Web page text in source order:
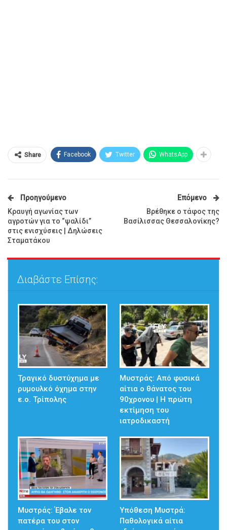
Share Facebook Twitter WhatsApp
Προηγούμενο
Κραυγή αγωνίας των
αγροτών για το “ψαλίδι”
στις ενισχύσεις | Δηλώσεις
Σταματάκου
Επόμενο
Βρέθηκε ο τάφος της
Βασίλισσας Θεσσαλονίκης?
Διαβάστε Επίσης:
Τραγικό δυστύχημα με
ρυμουλκό όχημα στην
ε.ο. Τρίπολης
Μυστράς: Από φυσικά
αίτια ο θάνατος του
90χρονου | Η πρώτη
εκτίμηση του
ιατροδικαστή
Μυστράς: Έβαλε τον
πατέρα του στον
Υπόθεση Μυστρά:
Παθολογικά αίτια